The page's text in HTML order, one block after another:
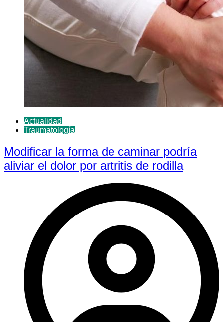
Actualidad
Traumatología
Modificar la forma de caminar podría
aliviar el dolor por artritis de rodilla